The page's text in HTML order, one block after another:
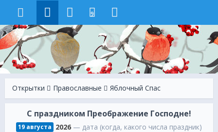
9
Открытки Православные Яблочный Спас
С праздником Преображение Господне!
19 августа 2026— дата (когда, какого числа праздник)